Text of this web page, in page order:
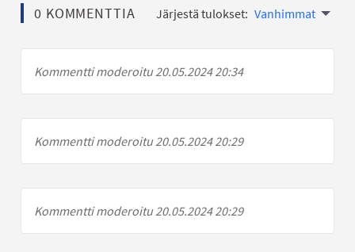
0 KOMMENTTIA Järjestä tulokset: Vanhimmat
Kommentti moderoitu 20.05.2024 20:34
Kommentti moderoitu 20.05.2024 20:29
Kommentti moderoitu 20.05.2024 20:29